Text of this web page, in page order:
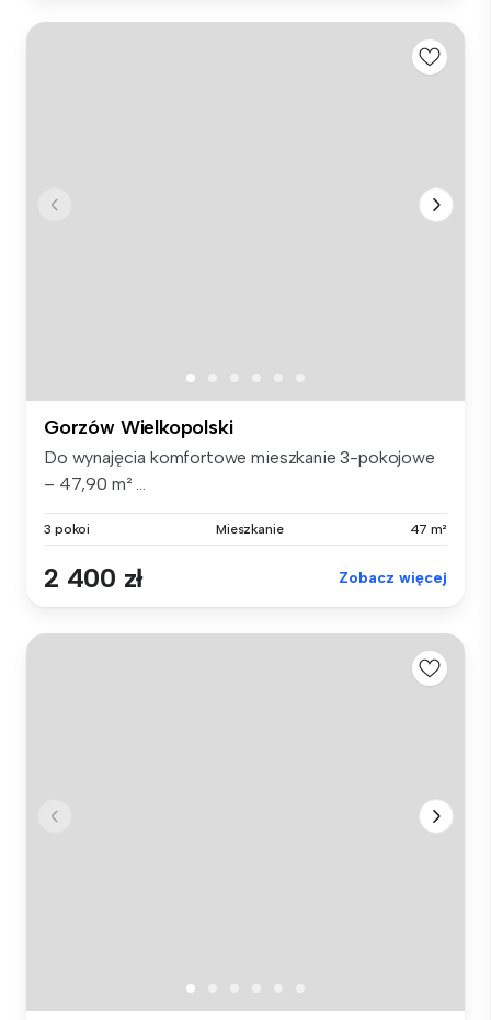
Gorzów Wielkopolski
Do wynajęcia komfortowe mieszkanie 3-pokojowe
– 47,90 m² ...
3 pokoi Mieszkanie 47 m²
2 400 zł Zobacz więcej